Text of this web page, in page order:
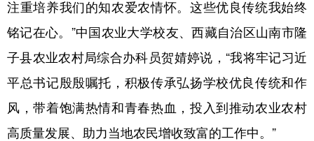
注重培养我们的知农爱农情怀。这些优良传统我始终
铭记在心。”中国农业大学校友、西藏自治区山南市隆
子县农业农村局综合办科员贺婧婷说，“我将牢记习近
平总书记殷殷嘱托，积极传承弘扬学校优良传统和作
风，带着饱满热情和青春热血，投入到推动农业农村
高质量发展、助力当地农民增收致富的工作中。”